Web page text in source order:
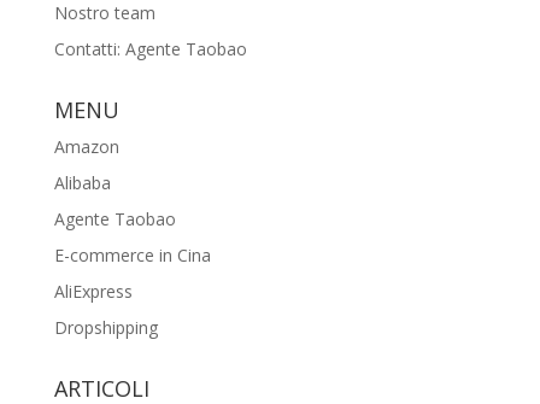
Nostro team
Contatti: Agente Taobao
MENU
Amazon
Alibaba
Agente Taobao
E-commerce in Cina
AliExpress
Dropshipping
ARTICOLI